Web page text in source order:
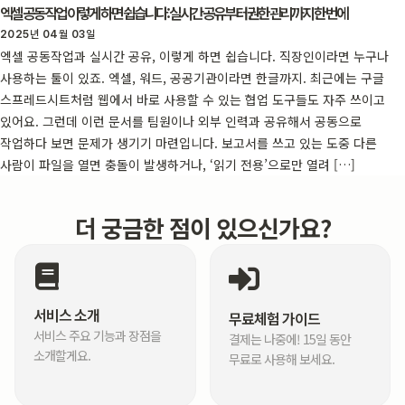
엑셀 공동작업 이렇게 하면 쉽습니다: 실시간 공유부터 권한 관리까지 한 번에
2025년 04월 03일
엑셀 공동작업과 실시간 공유, 이렇게 하면 쉽습니다. 직장인이라면 누구나
사용하는 툴이 있죠. 엑셀, 워드, 공공기관이라면 한글까지. 최근에는 구글
스프레드시트처럼 웹에서 바로 사용할 수 있는 협업 도구들도 자주 쓰이고
있어요. 그런데 이런 문서를 팀원이나 외부 인력과 공유해서 공동으로
작업하다 보면 문제가 생기기 마련입니다. 보고서를 쓰고 있는 도중 다른
사람이 파일을 열면 충돌이 발생하거나, ‘읽기 전용’으로만 열려 […]
더 궁금한 점이 있으신가요?
서비스 소개
서비스 주요 기능과 장점을
소개할게요.
무료체험 가이드
결제는 나중에! 15일 동안
무료로 사용해 보세요.